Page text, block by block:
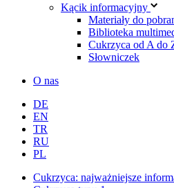
Kącik informacyjny
Materiały do
Biblioteka
Cukrzyca od A do
Słowniczek
O nas
DE
EN
TR
RU
PL
Cukrzyca: najważniejsze